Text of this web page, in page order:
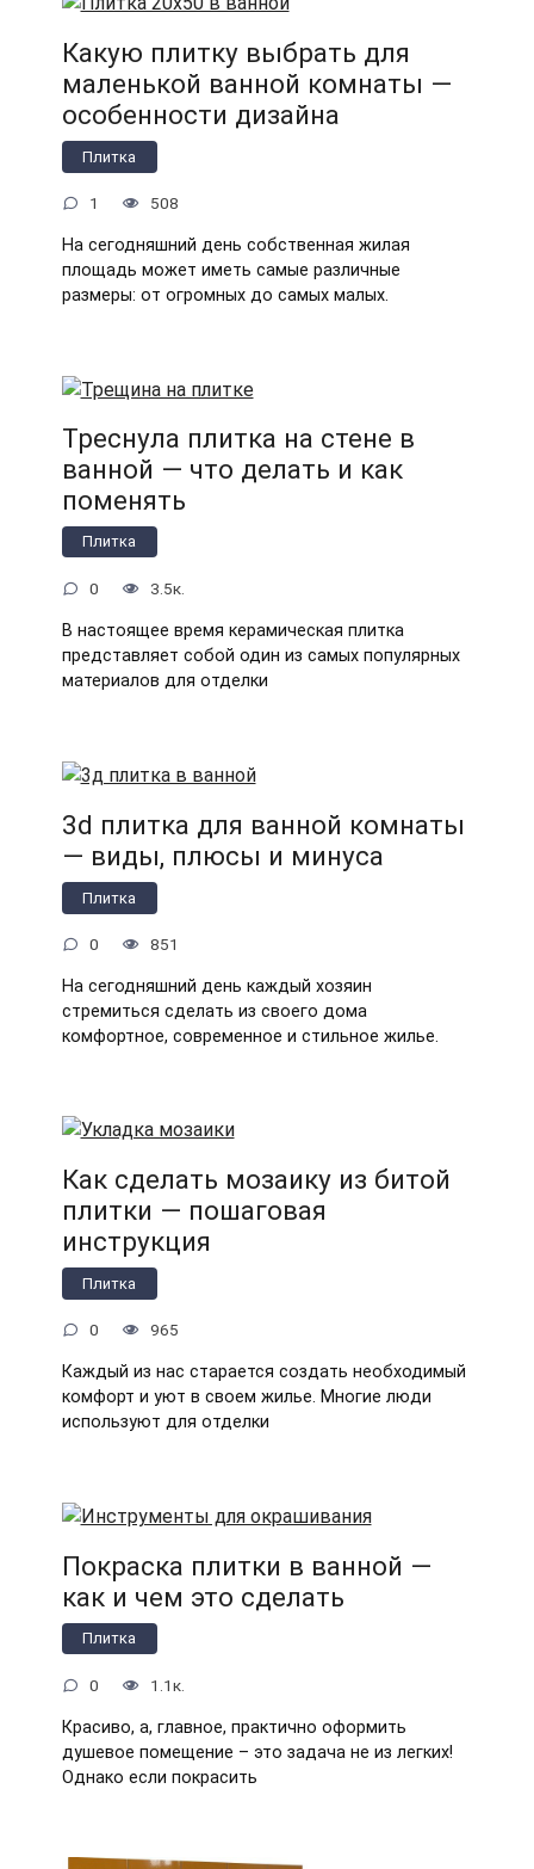
Какую плитку выбрать для
маленькой ванной комнаты —
особенности дизайна
Плитка
1 508
На сегодняшний день собственная жилая
площадь может иметь самые различные
размеры: от огромных до самых малых.
Треснула плитка на стене в
ванной — что делать и как
поменять
Плитка
0 3.5к.
В настоящее время керамическая плитка
представляет собой один из самых популярных
материалов для отделки
3d плитка для ванной комнаты
— виды, плюсы и минуса
Плитка
0 851
На сегодняшний день каждый хозяин
стремиться сделать из своего дома
комфортное, современное и стильное жилье.
Как сделать мозаику из битой
плитки — пошаговая
инструкция
Плитка
0 965
Каждый из нас старается создать необходимый
комфорт и уют в своем жилье. Многие люди
используют для отделки
Покраска плитки в ванной —
как и чем это сделать
Плитка
0 1.1к.
Красиво, а, главное, практично оформить
душевое помещение – это задача не из легких!
Однако если покрасить